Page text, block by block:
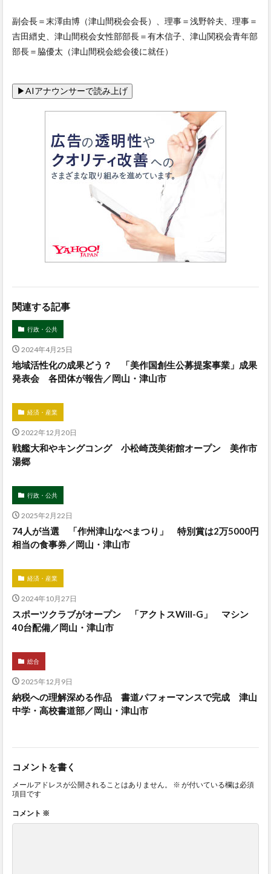
副会長＝末澤由博（津山間税会会長）、理事＝浅野幹夫、理事＝
吉田縉史、津山間税会女性部部長＝有木信子、津山関税会青年部
部長＝脇優太（津山間税会総会後に就任）
関連する記事
行政・公共
2024年4月25日
地域活性化の成果どう？ 「美作国創生公募提案事業」成果
発表会 各団体が報告／岡山・津山市
経済・産業
2022年12月20日
戦艦大和やキングコング 小松崎茂美術館オープン 美作市
湯郷
行政・公共
2025年2月22日
74人が当選 「作州津山なべまつり」 特別賞は2万5000円
相当の食事券／岡山・津山市
経済・産業
2024年10月27日
スポーツクラブがオープン 「アクトスWill-G」 マシン
40台配備／岡山・津山市
総合
2025年12月9日
納税への理解深める作品 書道パフォーマンスで完成 津山
中学・高校書道部／岡山・津山市
コメントを書く
メールアドレスが公開されることはありません。 ※ が付いている欄は必須
項目です
コメント ※